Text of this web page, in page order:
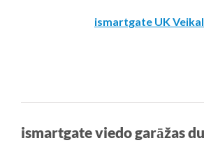
ismartgate UK
ismartgate viedo garāžas